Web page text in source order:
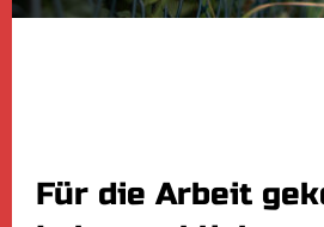
Für die Arbeit